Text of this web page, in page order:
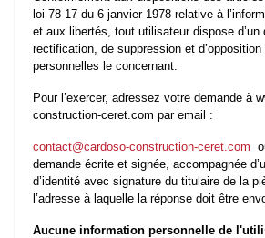
loi 78-17 du 6 janvier 1978 relative à
et aux libertés, tout utilisateur dispose d’un
rectification, de suppression et d’opposition
personnelles le concernant.
Pour l’exercer, adressez votre demande à
construction-ceret.com par email :
contact@cardoso-construction-ceret.com
demande écrite et signée, accompagnée
d’identité avec signature du titulaire de la
l’adresse à laquelle la réponse doit être
Aucune information personnelle de